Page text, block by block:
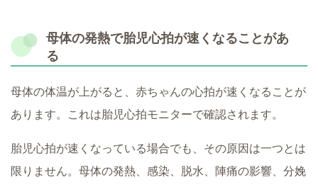
母体の発熱で胎児心拍が速くなることがあ
る
母体の体温が上がると、赤ちゃんの心拍が速くなることが
あります。これは胎児心拍モニターで確認されます。
胎児心拍が速くなっている場合でも、その原因は一つとは
限りません。母体の発熱、感染、脱水、陣痛の影響、分娩